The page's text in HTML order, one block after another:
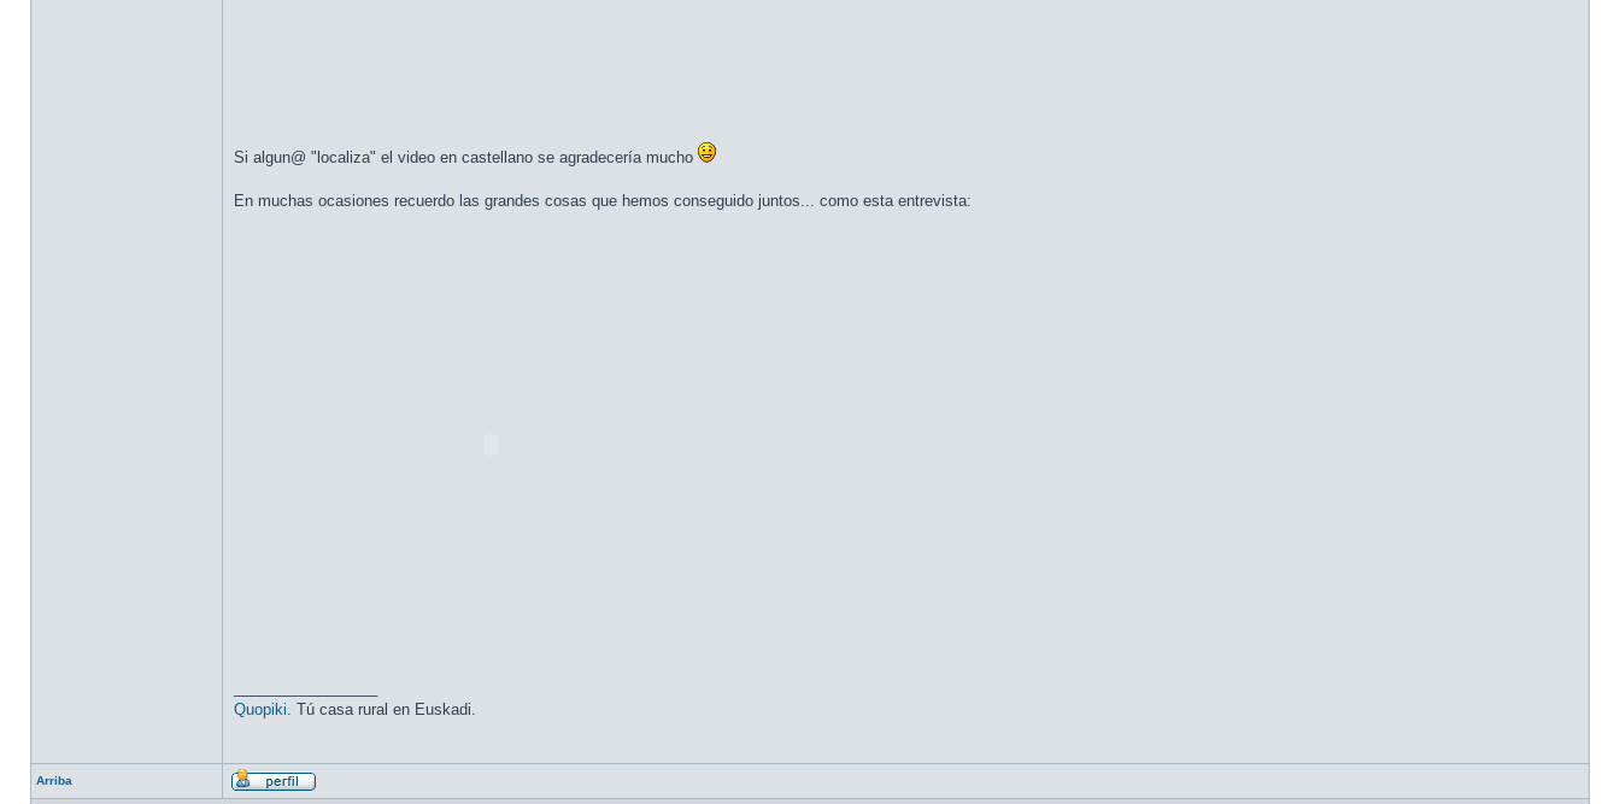
Si algun@ "localiza" el video en castellano se agradecería mucho
En muchas ocasiones recuerdo las grandes cosas que hemos conseguido juntos... como esta entrevista:
Quopiki. Tú casa rural en Euskadi.
Arriba